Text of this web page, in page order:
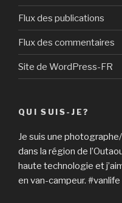
Flux des publications
Flux des commentaires
Site de WordPress-FR
QUI SUIS-JE?
Je suis une
dans la région de
haute technologie et
en van-campeur. #vanlife